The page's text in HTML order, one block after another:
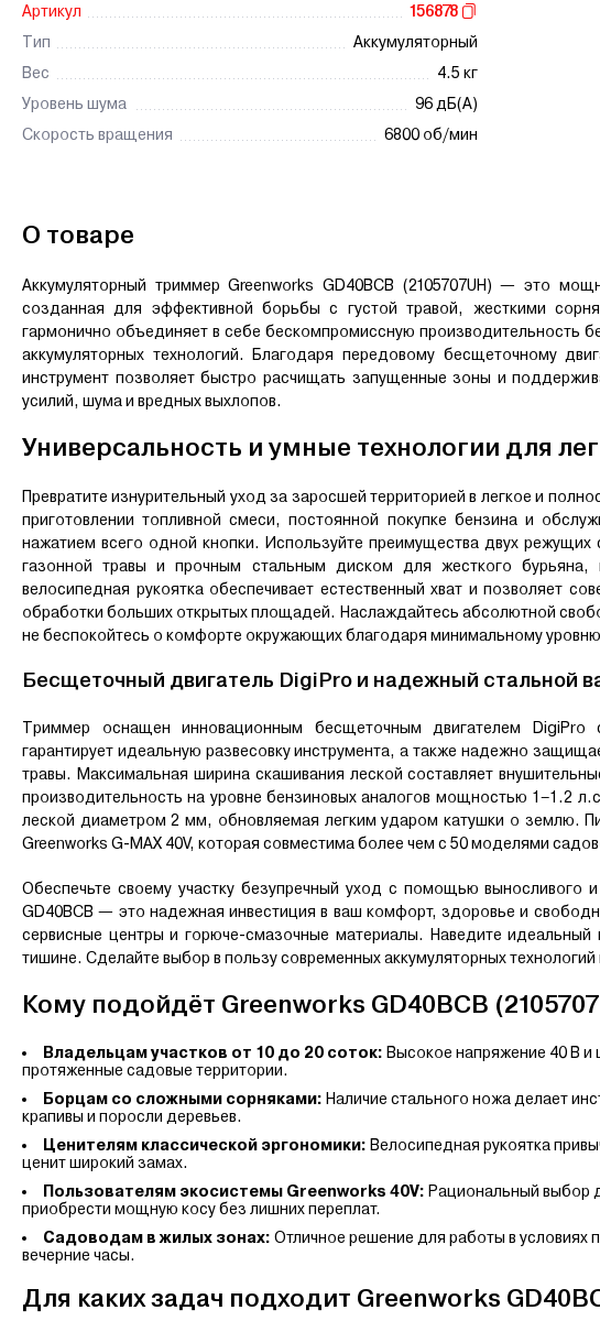
Артикул
156878
Тип
Аккумуляторный
Вес
4.5 кг
Уровень шума
96 дБ(А)
Скорость вращения
6800 об/мин
О товаре
Аккумуляторный триммер Greenworks GD40BCB (2105707UH) — это
созданная для эффективной борьбы с густой травой, жесткими
гармонично объединяет в себе бескомпромиссную производительность
аккумуляторных технологий. Благодаря передовому бесщеточному
инструмент позволяет быстро расчищать запущенные зоны и
усилий, шума и вредных выхлопов.
Универсальность и умные технологии для
Превратите изнурительный уход за заросшей территорией в легкое и
приготовлении топливной смеси, постоянной покупке бензина и
нажатием всего одной кнопки. Используйте преимущества двух
газонной травы и прочным стальным диском для жесткого бурьяна,
велосипедная рукоятка обеспечивает естественный хват и позволяет
обработки больших открытых площадей. Наслаждайтесь абсолютной
не беспокойтесь о комфорте окружающих благодаря минимальному
Бесщеточный двигатель DigiPro и надежный стальной
Триммер оснащен инновационным бесщеточным двигателем DigiPro
гарантирует идеальную развесовку инструмента, а также надежно
травы. Максимальная ширина скашивания леской составляет
производительность на уровне бензиновых аналогов мощностью 1–1.2
леской диаметром 2 мм, обновляемая легким ударом катушки о землю.
Greenworks G-MAX 40V, которая совместима более чем с 50 моделями
Обеспечьте своему участку безупречный уход с помощью выносливого
GD40BCB — это надежная инвестиция в ваш комфорт, здоровье и
сервисные центры и горюче-смазочные материалы. Наведите
тишине. Сделайте выбор в пользу современных аккумуляторных
Кому подойдёт Greenworks GD40BCB
Владельцам участков от 10 до 20 соток: Высокое напряжение 40 В и
протяженные садовые территории.
Борцам со сложными сорняками: Наличие стального ножа делает
крапивы и поросли деревьев.
Ценителям классической эргономики: Велосипедная рукоятка
ценит широкий замах.
Пользователям экосистемы Greenworks 40V: Рациональный выбор
приобрести мощную косу без лишних переплат.
Садоводам в жилых зонах: Отличное решение для работы в условиях
вечерние часы.
Для каких задач подходит Greenworks